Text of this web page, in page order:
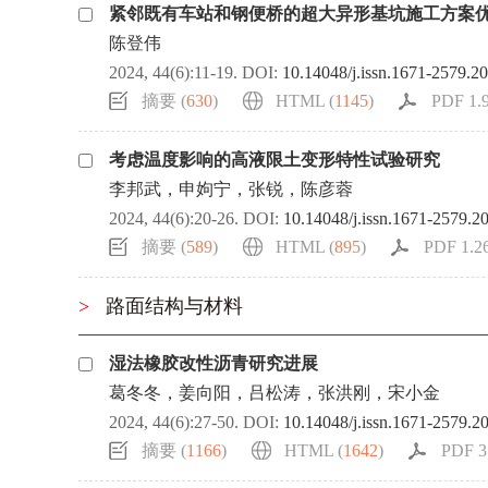
紧邻既有车站和钢便桥的超大异形基坑施工方案
陈登伟
2024, 44(6):11-19. DOI: 10.14048/j.issn.1671-
摘要 (630) HTML (1145) PDF
考虑温度影响的高液限土变形特性试验研究
李邦武，申姁宁，张锐，陈彦蓉
2024, 44(6):20-26. DOI: 10.14048/j.issn.1671-
摘要 (589) HTML (895) PDF
> 路面结构与材料
湿法橡胶改性沥青研究进展
葛冬冬，姜向阳，吕松涛，张洪刚，宋小金
2024, 44(6):27-50. DOI: 10.14048/j.issn.1671-
摘要 (1166) HTML (1642) PDF